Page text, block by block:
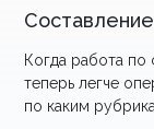
Когда работа
теперь легче
по каким